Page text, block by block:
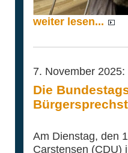
weiter lesen...
7. November 2025:
Die
Am Dienstag, den
Carstensen (CDU)